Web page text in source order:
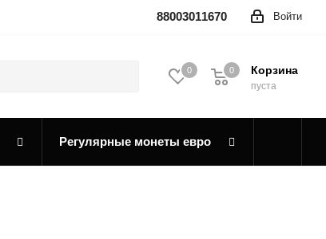
Войти
88003011670
0 Корзина
0
пуста
0
Регулярные монеты евро